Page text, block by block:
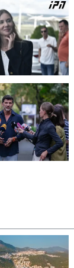
ისმის
ხმა: “კახა,
- რა წერს და
აქვეყნებს